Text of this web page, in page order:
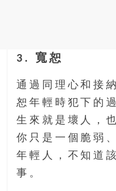
3. 寬恕
通過同理心和接
恕年輕時犯下的
生來就是壞人，
你只是一個脆弱
年輕人，不知道
事。